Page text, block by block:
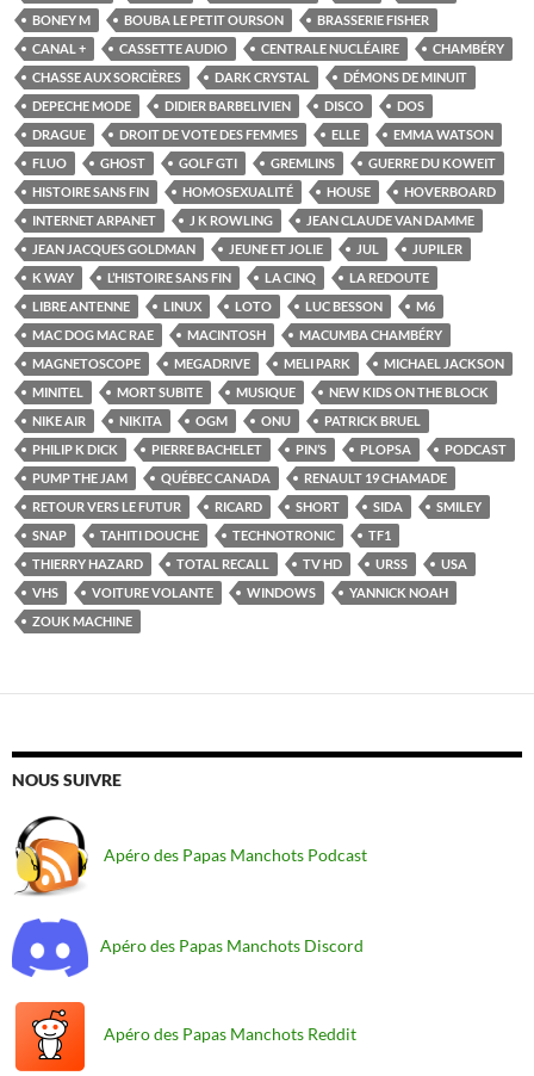
BONEY M
BOUBA LE PETIT OURSON
BRASSERIE FISHER
CANAL +
CASSETTE AUDIO CENTRALE NUCLÉAIRE
CHAMBÉRY
CHASSE AUX SORCIÈRES
DARK CRYSTAL
DÉMONS DE MINUIT
DEPECHE MODE
DIDIER BARBELIVIEN DISCO
DOS
DRAGUE
DROIT DE VOTE DES FEMMES ELLE
EMMA WATSON
FLUO
GHOST GOLF GTI GREMLINS
GUERRE DU KOWEIT
HISTOIRE SANS FIN
HOMOSEXUALITÉ HOUSE
HOVERBOARD
INTERNET ARPANET
J K ROWLING
JEAN CLAUDE VAN DAMME
JEAN JACQUES GOLDMAN
JEUNE ET JOLIE JUL
JUPILER
K WAY
L’HISTOIRE SANS FIN LA CINQ
LA REDOUTE
LIBRE ANTENNE
LINUX LOTO LUC BESSON
M6
MAC DOG MAC RAE
MACINTOSH
MACUMBA CHAMBÉRY
MAGNETOSCOPE
MEGADRIVE MELI PARK
MICHAEL JACKSON
MINITEL
MORT SUBITE MUSIQUE
NEW KIDS ON THE BLOCK
NIKE AIR
NIKITA OGM ONU
PATRICK BRUEL
PHILIP K DICK
PIERRE BACHELET PIN’S PLOPSA
PODCAST
PUMP THE JAM
QUÉBEC CANADA
RENAULT 19 CHAMADE
RETOUR VERS LE FUTUR
RICARD SHORT SIDA
SMILEY
SNAP
TAHITI DOUCHE TECHNOTRONIC
TF1
THIERRY HAZARD
TOTAL RECALL TV HD URSS
USA
VHS
VOITURE VOLANTE WINDOWS
YANNICK NOAH
ZOUK MACHINE
NOUS SUIVRE
Apéro des Papas Manchots Podcast
Apéro des Papas Manchots Discord
Apéro des Papas Manchots Reddit